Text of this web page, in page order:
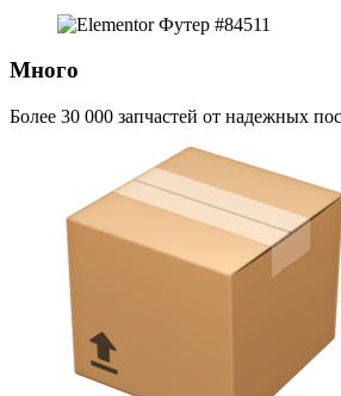
Много
Более 30 000 запчастей от надежных